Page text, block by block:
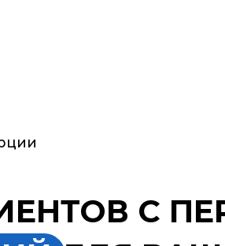
С
ДЛЯ ВАШЕЙ